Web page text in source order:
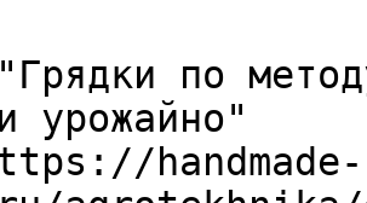
по
урожайно"
handmade-